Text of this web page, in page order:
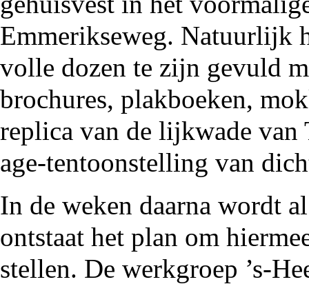
Emmerikseweg. Natuurlijk
volle dozen te zijn gevuld
brochures, plakboeken,
replica van de lijkwade van
age-tentoonstelling van
In de weken daarna wordt
ontstaat het plan om
stellen. De werkgroep ’s-